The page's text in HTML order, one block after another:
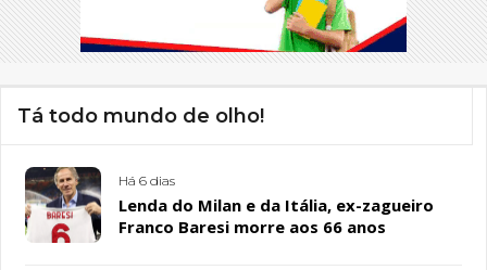
Tá todo mundo de olho!
Há 6 dias
Lenda do Milan e da Itália, ex-zagueiro
Franco Baresi morre aos 66 anos